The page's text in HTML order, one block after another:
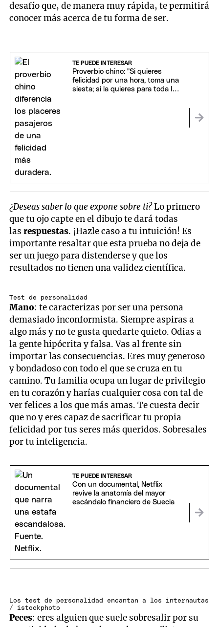
desafío que, de manera muy rápida, te permitirá
conocer más acerca de tu forma de ser.
TE PUEDE INTERESAR
Proverbio chino: "Si quieres
felicidad por una hora, toma una
siesta; si la quieres para toda la
¿Deseas saber lo que expone sobre ti?Lo primero
que tu ojo capte en el dibujo te dará todas
lasrespuestas. ¡Hazle caso a tu intuición! Es
importante resaltar que esta prueba no deja de
ser un juego para distenderse y que los
resultados no tienen una validez científica.
Test de personalidad
Mano: te caracterizas por ser una persona
demasiado inconformista. Siempre aspiras a
algo más y no te gusta quedarte quieto. Odias a
la gente hipócrita y falsa. Vas al frente sin
importar las consecuencias. Eres muy generoso
y bondadoso con todo el que se cruza en tu
camino. Tu familia ocupa un lugar de privilegio
en tu corazón y harías cualquier cosa con tal de
ver felices a los que más amas. Te cuesta decir
que no y eres capaz de sacrificar tu propia
felicidad por tus seres más queridos. Sobresales
por tu inteligencia.
TE PUEDE INTERESAR
Con un documental, Netflix
revive la anatomía del mayor
escándalo financiero de Suecia
Los test de personalidad encantan a los internautas
/ istockphoto
Peces: eres alguien que suele sobresalir por su